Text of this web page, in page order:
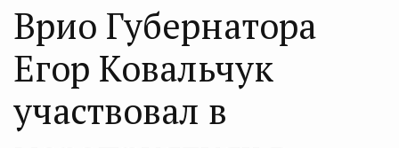
Врио Губернатора
Егор Ковальчук
участвовал в